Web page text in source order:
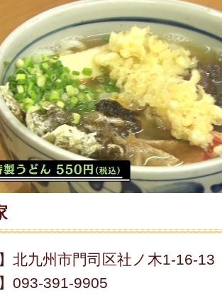
】北九州市門司区社ノ木1-16-13
】093-391-9905